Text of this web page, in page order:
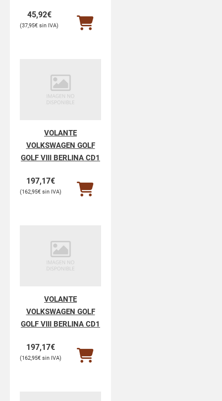
45,92€
37,95€
VOLANTE
VOLKSWAGEN GOLF
GOLF VIII BERLINA CD1
197,17€
162,95€
VOLANTE
VOLKSWAGEN GOLF
GOLF VIII BERLINA CD1
197,17€
162,95€